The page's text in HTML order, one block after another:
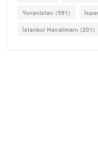
Yunanistan (591)
İstanbul Havalimanı (201)